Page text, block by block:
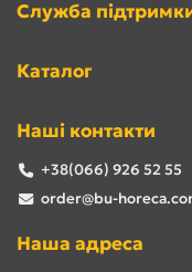
Служба
Каталог
Наші контакти
+38(066) 926 52 55
order@bu-
Наша адреса